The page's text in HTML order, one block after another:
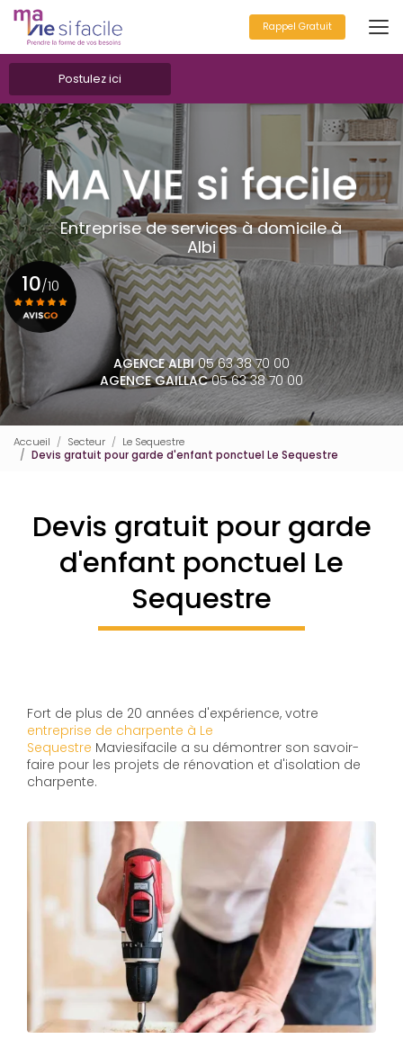
Aller
au
contenu
principal
Postulez ici
Rappel Gratuit
Entreprise de services à domicile à
Albi
AGENCE ALBI05 63 38 70 00
AGENCE GAILLAC05 63 38 70 00
10/10
Voir le certificat
Accueil Secteur
Le Sequestre
Devis gratuit pour garde d'enfant ponctuel Le Sequestre
Devis gratuit pour garde
d'enfant ponctuel Le
Sequestre
Fort de plus de 20 années d'expérience, votre
entreprise de charpente à Le
Sequestre Maviesifacile a su démontrer son savoir-
faire pour les projets de rénovation et d'isolation de
charpente.